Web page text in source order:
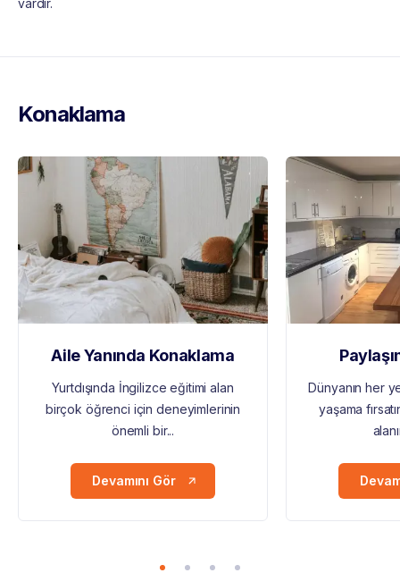
vardır.
Konaklama
Aile Yanında Konaklama
Yurtdışında İngilizce eğitimi alan
birçok öğrenci için deneyimlerinin
önemli bir...
Devamını Gör
Dünyanın her
yaşama